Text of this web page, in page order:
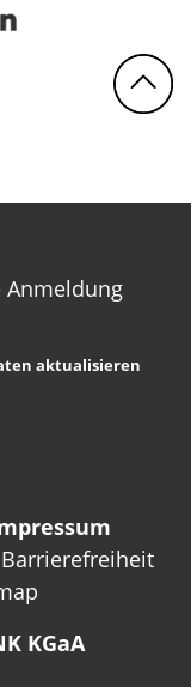
Anmeldung
aktualisieren
Barrierefreiheit
KGaA